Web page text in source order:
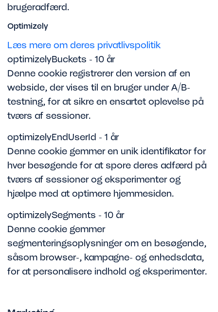
brugeradfærd.
Optimizely
Læs mere om deres privatlivspolitik
optimizelyBuckets - 10 år
Denne cookie registrerer den version af en
webside, der vises til en bruger under A/B-
testning, for at sikre en ensartet oplevelse på
tværs af sessioner.
optimizelyEndUserId - 1 år
Denne cookie gemmer en unik identifikator for
hver besøgende for at spore deres adfærd på
tværs af sessioner og eksperimenter og
hjælpe med at optimere hjemmesiden.
optimizelySegments - 10 år
Denne cookie gemmer
segmenteringsoplysninger om en besøgende,
såsom browser-, kampagne- og enhedsdata,
for at personalisere indhold og eksperimenter.